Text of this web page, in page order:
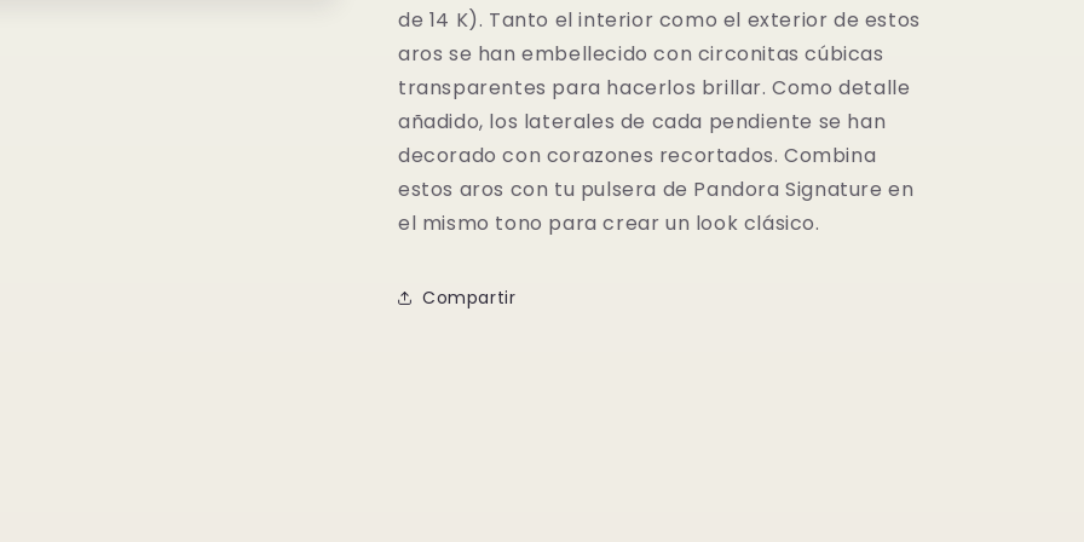
de 14 K). Tanto el interior como el exterior de estos
aros se han embellecido con circonitas cúbicas
transparentes para hacerlos brillar. Como detalle
añadido, los laterales de cada pendiente se han
decorado con corazones recortados. Combina
estos aros con tu pulsera de Pandora Signature en
el mismo tono para crear un look clásico.
Compartir